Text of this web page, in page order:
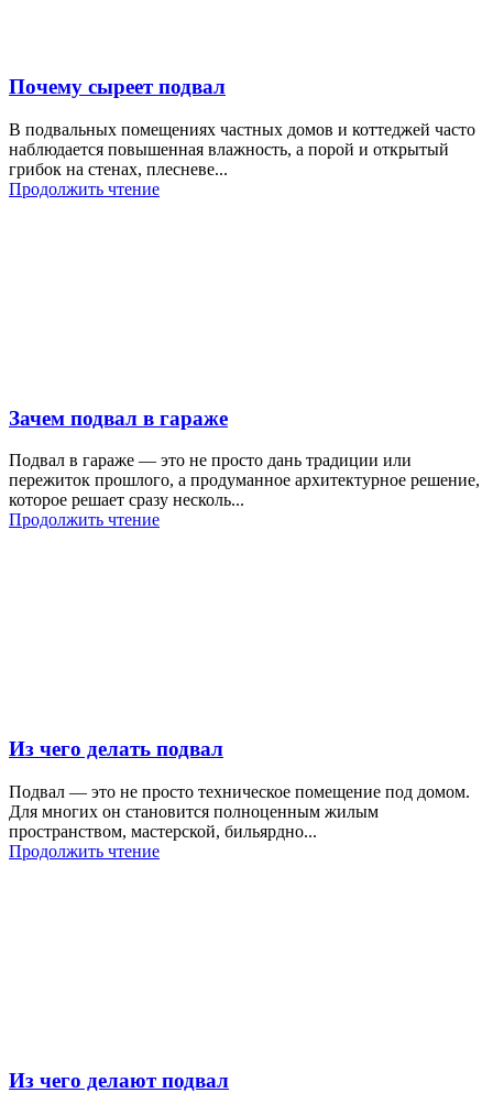
Почему сыреет подвал
В подвальных помещениях частных домов и коттеджей часто
наблюдается повышенная влажность, а порой и открытый
грибок на стенах, плесневе...
Продолжить чтение
Зачем подвал в гараже
Подвал в гараже — это не просто дань традиции или
пережиток прошлого, а продуманное архитектурное решение,
которое решает сразу несколь...
Продолжить чтение
Из чего делать подвал
Подвал — это не просто техническое помещение под домом.
Для многих он становится полноценным жилым
пространством, мастерской, бильярдно...
Продолжить чтение
Из чего делают подвал